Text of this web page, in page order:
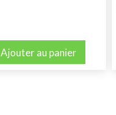
Ajouter au panier